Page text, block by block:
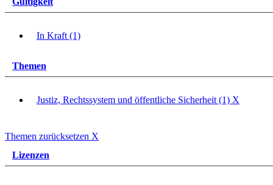
In Kraft (1)
Themen
Justiz, Rechtssystem und öffentliche Sicherheit (1) X
Themen zurücksetzen X
Lizenzen